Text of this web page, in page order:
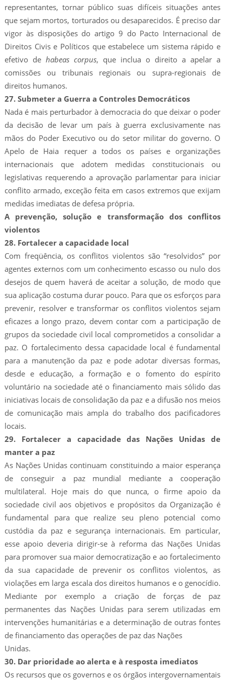
representantes, tornar público suas difíceis situações antes
que sejam mortos, torturados ou desaparecidos. É preciso dar
vigor às disposições do artigo 9 do Pacto Internacional de
Direitos Civis e Políticos que estabelece um sistema rápido e
efetivo de habeas corpus, que inclua o direito a apelar a
comissões ou tribunais regionais ou supra-regionais de
direitos humanos.
27. Submeter a Guerra a Controles Democráticos
Nada é mais perturbador à democracia do que deixar o poder
da decisão de levar um país à guerra exclusivamente nas
mãos do Poder Executivo ou do setor militar do governo. O
Apelo de Haia requer a todos os países e organizações
internacionais que adotem medidas constitucionais ou
legislativas requerendo a aprovação parlamentar para iniciar
conflito armado, exceção feita em casos extremos que exijam
medidas imediatas de defesa própria.
A prevenção, solução e transformação dos conflitos
violentos
28. Fortalecer a capacidade local
Com freqüência, os conflitos violentos são “resolvidos” por
agentes externos com um conhecimento escasso ou nulo dos
desejos de quem haverá de aceitar a solução, de modo que
sua aplicação costuma durar pouco. Para que os esforços para
prevenir, resolver e transformar os conflitos violentos sejam
eficazes a longo prazo, devem contar com a participação de
grupos da sociedade civil local comprometidos a consolidar a
paz. O fortalecimento dessa capacidade local é fundamental
para a manutenção da paz e pode adotar diversas formas,
desde e educação, a formação e o fomento do espírito
voluntário na sociedade até o financiamento mais sólido das
iniciativas locais de consolidação da paz e a difusão nos meios
de comunicação mais ampla do trabalho dos pacificadores
locais.
29. Fortalecer a capacidade das Nações Unidas de
manter a paz
As Nações Unidas continuam constituindo a maior esperança
de conseguir a paz mundial mediante a cooperação
multilateral. Hoje mais do que nunca, o firme apoio da
sociedade civil aos objetivos e propósitos da Organização é
fundamental para que realize seu pleno potencial como
custódia da paz e segurança internacionais. Em particular,
esse apoio deveria dirigir-se à reforma das Nações Unidas
para promover sua maior democratização e ao fortalecimento
da sua capacidade de prevenir os conflitos violentos, as
violações em larga escala dos direitos humanos e o genocídio.
Mediante por exemplo a criação de forças de paz
permanentes das Nações Unidas para serem utilizadas em
intervenções humanitárias e a determinação de outras fontes
de financiamento das operações de paz das Nações
Unidas.
30. Dar prioridade ao alerta e à resposta imediatos
Os recursos que os governos e os órgãos intergovernamentais